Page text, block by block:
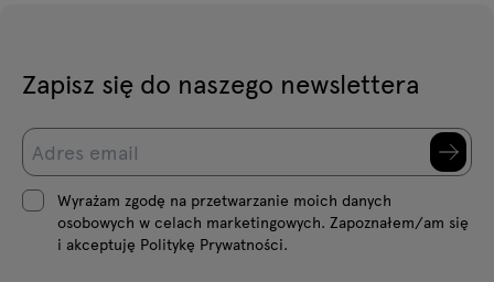
Zapisz się do naszego newslettera
Wyrażam zgodę na przetwarzanie moich danych
osobowych w celach marketingowych. Zapoznałem/am się
i akceptuję Politykę Prywatności.